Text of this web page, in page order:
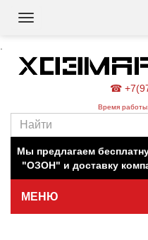
Toggle
☎
Время
Наш магазин работает
Мы предлагаем
"ОЗОН" и доставку
МЕНЮ